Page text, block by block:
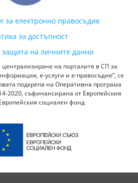
за електронно правосъдие
за достъпност
защита на личните данни
централизиране на порталите в СП за
е-услуги и е-правосъдие“, се
подкрепа на Оперативна програма
2020, съфинансирана от Европейския
социален фонд